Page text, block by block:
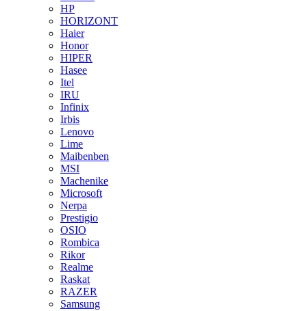
HP
HORIZONT
Haier
Honor
HIPER
Hasee
Itel
IRU
Infinix
Irbis
Lenovo
Lime
Maibenben
MSI
Machenike
Microsoft
Nerpa
Prestigio
OSIO
Rombica
Rikor
Realme
Raskat
RAZER
Samsung